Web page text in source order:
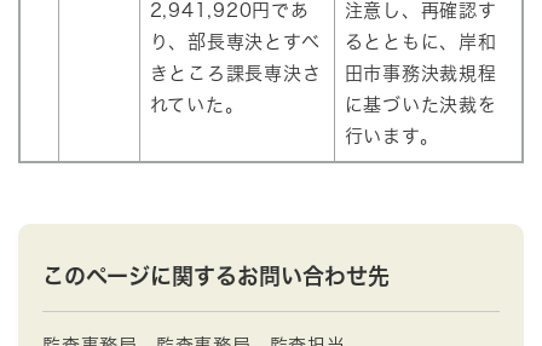
2,941,920円であ
り、部長専決とすべ
きところ課長専決さ
れていた。
注意し、再確認す
るとともに、岸和
田市事務決裁規程
に基づいた決裁を
行います。
このページに関するお問い合わせ先